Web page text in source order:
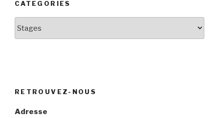
CATEGORIES
RETROUVEZ-NOUS
Adresse